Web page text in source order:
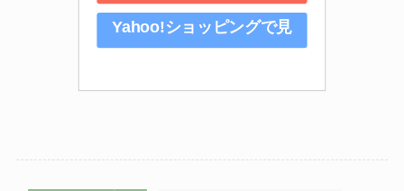
Yahoo!ショッピングで見